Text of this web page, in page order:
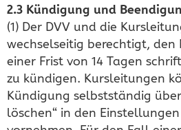
2.3 Kündigung und
(1) Der DVV und die
wechselseitig berechtigt,
einer Frist von 14 Tagen
zu kündigen. Kursleitungen
Kündigung selbstständig
löschen“ in den